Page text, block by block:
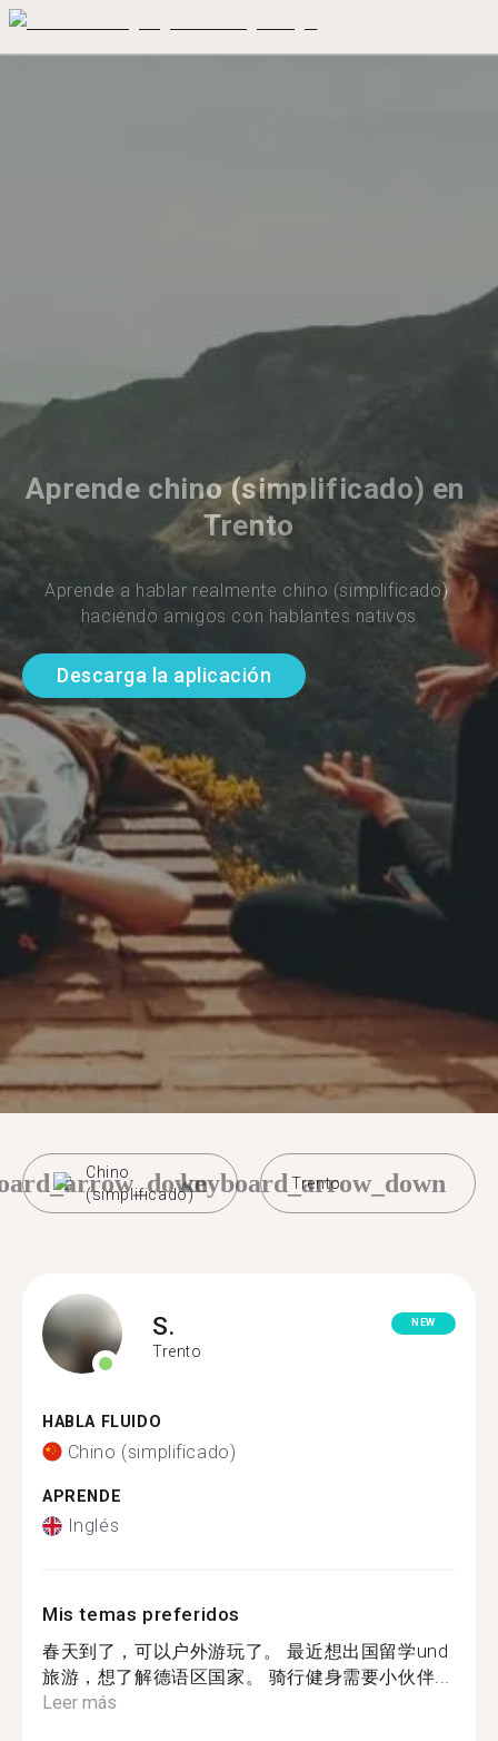
Aprende chino (simplificado) en
Trento
Aprende a hablar realmente chino (simplificado)
haciendo amigos con hablantes nativos
Descarga la aplicación
Chino
(simplificado)
Trento
keyboard_arrow_down
S.
Trento
NEW
HABLA FLUIDO
Chino (simplificado)
APRENDE
Inglés
Mis temas preferidos
春天到了，可以户外游玩了。 最近想出国留学und
旅游，想了解德语区国家。 骑行健身需要小伙伴...
Leer más